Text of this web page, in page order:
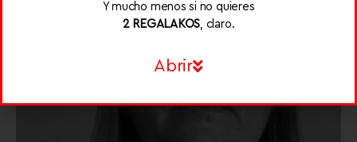
Y mucho menos si no quieres
2 REGALAKOS, claro.
Abrir